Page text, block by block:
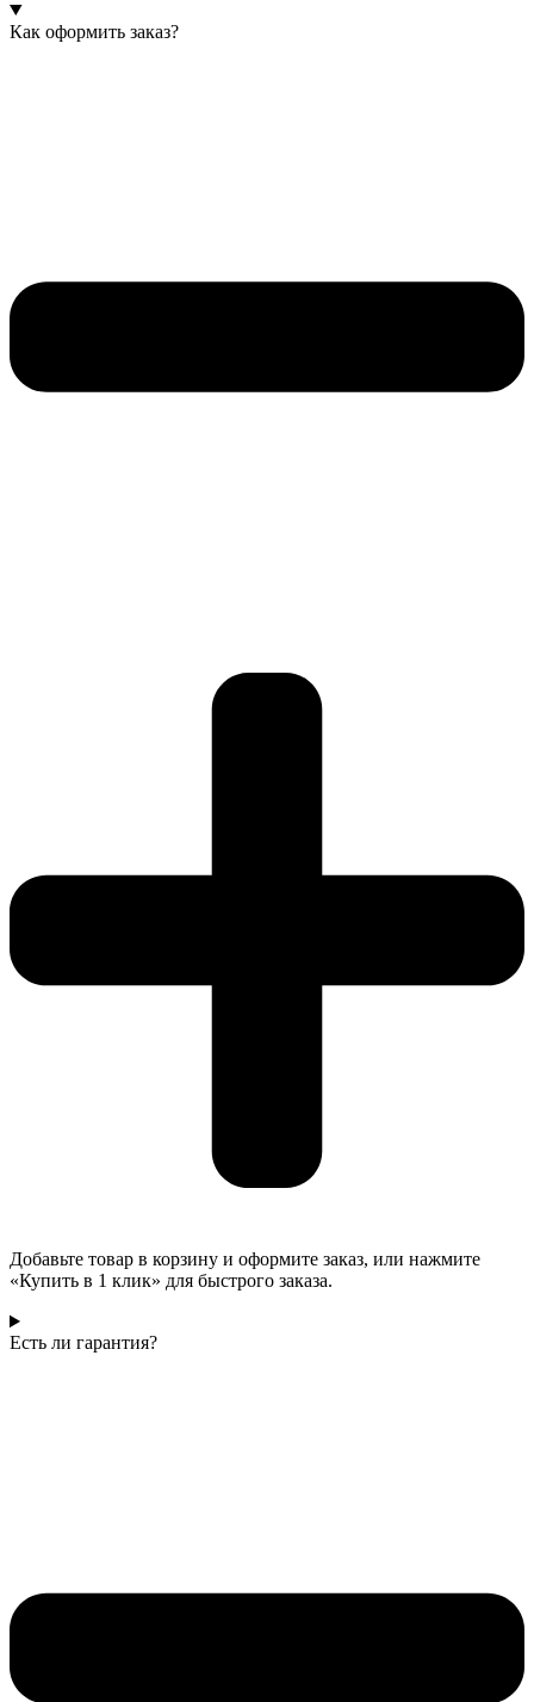
Как оформить заказ?
Добавьте товар в корзину и оформите заказ, или нажмите
«Купить в 1 клик» для быстрого заказа.
Есть ли гарантия?